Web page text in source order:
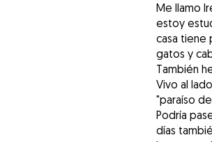
Me llamo
estoy
casa tiene
gatos y
También
Vivo al
"paraíso
Podría
días